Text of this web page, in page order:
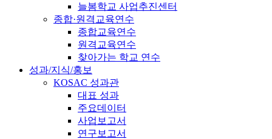
늘봄학교 사업추진센터
종합·원격교육연수
종합교육연수
원격교육연수
찾아가는 학교 연수
성과/지식/홍보
KOSAC 성과관
대표 성과
주요데이터
사업보고서
연구보고서